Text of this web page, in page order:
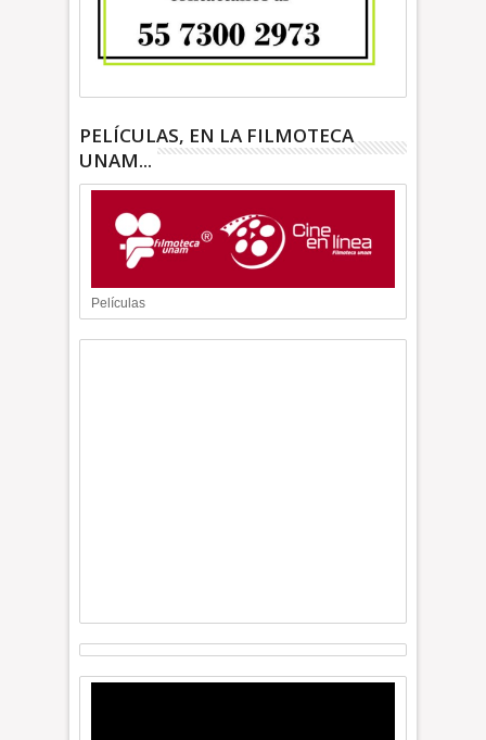
PELÍCULAS, EN LA FILMOTECA
UNAM...
Películas